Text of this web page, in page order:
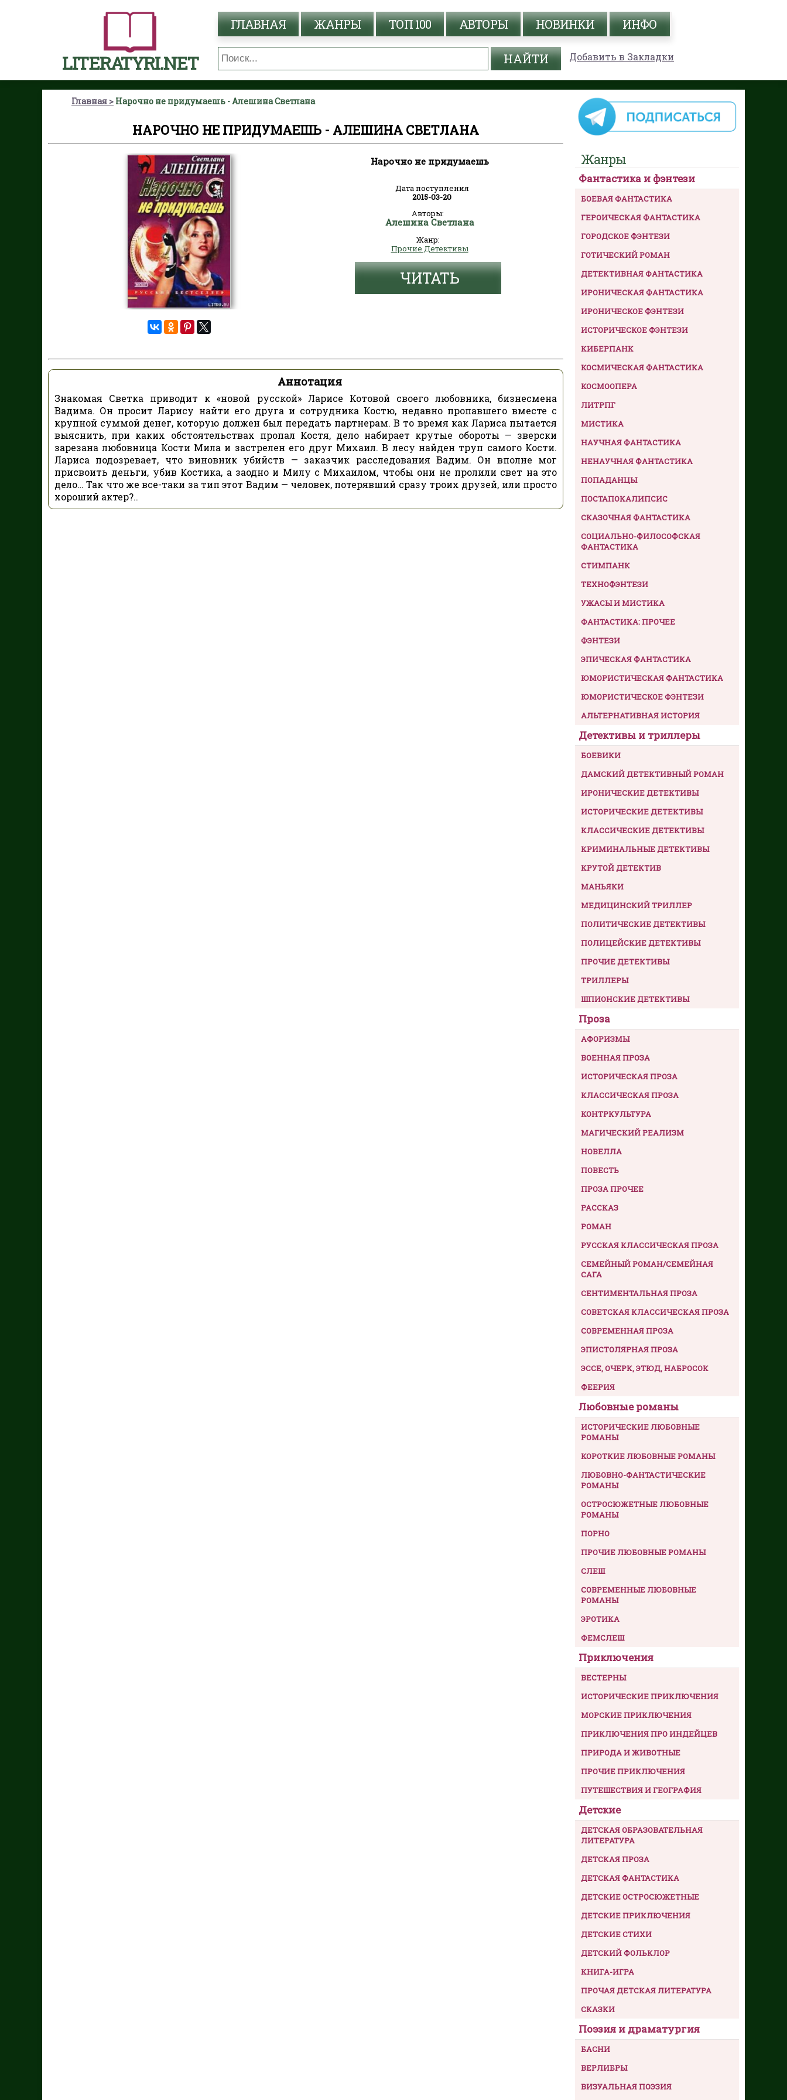
LITERATYRI.NET
ГЛАВНАЯ ЖАНРЫ ТОП 100 АВТОРЫ НОВИНКИ ИНФО
Добавить в Закладки
Главная Нарочно не придумаешь - Алешина Светлана
НАРОЧНО НЕ ПРИДУМАЕШЬ - АЛЕШИНА СВЕТЛАНА
Нарочно не придумаешь
Дата поступления
2015-03-20
Авторы:
Алешина Светлана
Жанр:
Прочие Детективы
ЧИТАТЬ
Аннотация
Знакомая Светка приводит к «новой русской» Ларисе Котовой своего любовника, бизнесмена
Вадима. Он просит Ларису найти его друга и сотрудника Костю, недавно пропавшего вместе с
крупной суммой денег, которую должен был передать партнерам. В то время как Лариса пытается
выяснить, при каких обстоятельствах пропал Костя, дело набирает крутые обороты — зверски
зарезана любовница Кости Мила и застрелен его друг Михаил. В лесу найден труп самого Кости.
Лариса подозревает, что виновник убийств — заказчик расследования Вадим. Он вполне мог
присвоить деньги, убив Костика, а заодно и Милу с Михаилом, чтобы они не пролили свет на это
дело… Так что же все-таки за тип этот Вадим — человек, потерявший сразу троих друзей, или просто
хороший актер?..
Жанры
Фантастика и фэнтези
БОЕВАЯ ФАНТАСТИКА
ГЕРОИЧЕСКАЯ ФАНТАСТИКА
ГОРОДСКОЕ ФЭНТЕЗИ
ГОТИЧЕСКИЙ РОМАН
ДЕТЕКТИВНАЯ ФАНТАСТИКА
ИРОНИЧЕСКАЯ ФАНТАСТИКА
ИРОНИЧЕСКОЕ ФЭНТЕЗИ
ИСТОРИЧЕСКОЕ ФЭНТЕЗИ
КИБЕРПАНК
КОСМИЧЕСКАЯ ФАНТАСТИКА
КОСМООПЕРА
ЛИТРПГ
МИСТИКА
НАУЧНАЯ ФАНТАСТИКА
НЕНАУЧНАЯ ФАНТАСТИКА
ПОПАДАНЦЫ
ПОСТАПОКАЛИПСИС
СКАЗОЧНАЯ ФАНТАСТИКА
СОЦИАЛЬНО-ФИЛОСОФСКАЯ
ФАНТАСТИКА
СТИМПАНК
ТЕХНОФЭНТЕЗИ
УЖАСЫ И МИСТИКА
ФАНТАСТИКА: ПРОЧЕЕ
ФЭНТЕЗИ
ЭПИЧЕСКАЯ ФАНТАСТИКА
ЮМОРИСТИЧЕСКАЯ ФАНТАСТИКА
ЮМОРИСТИЧЕСКОЕ ФЭНТЕЗИ
АЛЬТЕРНАТИВНАЯ ИСТОРИЯ
Детективы и триллеры
БОЕВИКИ
ДАМСКИЙ ДЕТЕКТИВНЫЙ РОМАН
ИРОНИЧЕСКИЕ ДЕТЕКТИВЫ
ИСТОРИЧЕСКИЕ ДЕТЕКТИВЫ
КЛАССИЧЕСКИЕ ДЕТЕКТИВЫ
КРИМИНАЛЬНЫЕ ДЕТЕКТИВЫ
КРУТОЙ ДЕТЕКТИВ
МАНЬЯКИ
МЕДИЦИНСКИЙ ТРИЛЛЕР
ПОЛИТИЧЕСКИЕ ДЕТЕКТИВЫ
ПОЛИЦЕЙСКИЕ ДЕТЕКТИВЫ
ПРОЧИЕ ДЕТЕКТИВЫ
ТРИЛЛЕРЫ
ШПИОНСКИЕ ДЕТЕКТИВЫ
Проза
АФОРИЗМЫ
ВОЕННАЯ ПРОЗА
ИСТОРИЧЕСКАЯ ПРОЗА
КЛАССИЧЕСКАЯ ПРОЗА
КОНТРКУЛЬТУРА
МАГИЧЕСКИЙ РЕАЛИЗМ
НОВЕЛЛА
ПОВЕСТЬ
ПРОЗА ПРОЧЕЕ
РАССКАЗ
РОМАН
РУССКАЯ КЛАССИЧЕСКАЯ ПРОЗА
СЕМЕЙНЫЙ РОМАН/СЕМЕЙНАЯ
САГА
СЕНТИМЕНТАЛЬНАЯ ПРОЗА
СОВЕТСКАЯ КЛАССИЧЕСКАЯ ПРОЗА
СОВРЕМЕННАЯ ПРОЗА
ЭПИСТОЛЯРНАЯ ПРОЗА
ЭССЕ, ОЧЕРК, ЭТЮД, НАБРОСОК
ФЕЕРИЯ
Любовные романы
ИСТОРИЧЕСКИЕ ЛЮБОВНЫЕ
РОМАНЫ
КОРОТКИЕ ЛЮБОВНЫЕ РОМАНЫ
ЛЮБОВНО-ФАНТАСТИЧЕСКИЕ
РОМАНЫ
ОСТРОСЮЖЕТНЫЕ ЛЮБОВНЫЕ
РОМАНЫ
ПОРНО
ПРОЧИЕ ЛЮБОВНЫЕ РОМАНЫ
СЛЕШ
СОВРЕМЕННЫЕ ЛЮБОВНЫЕ
РОМАНЫ
ЭРОТИКА
ФЕМСЛЕШ
Приключения
ВЕСТЕРНЫ
ИСТОРИЧЕСКИЕ ПРИКЛЮЧЕНИЯ
МОРСКИЕ ПРИКЛЮЧЕНИЯ
ПРИКЛЮЧЕНИЯ ПРО ИНДЕЙЦЕВ
ПРИРОДА И ЖИВОТНЫЕ
ПРОЧИЕ ПРИКЛЮЧЕНИЯ
ПУТЕШЕСТВИЯ И ГЕОГРАФИЯ
Детские
ДЕТСКАЯ ОБРАЗОВАТЕЛЬНАЯ
ЛИТЕРАТУРА
ДЕТСКАЯ ПРОЗА
ДЕТСКАЯ ФАНТАСТИКА
ДЕТСКИЕ ОСТРОСЮЖЕТНЫЕ
ДЕТСКИЕ ПРИКЛЮЧЕНИЯ
ДЕТСКИЕ СТИХИ
ДЕТСКИЙ ФОЛЬКЛОР
КНИГА-ИГРА
ПРОЧАЯ ДЕТСКАЯ ЛИТЕРАТУРА
СКАЗКИ
Поэзия и драматургия
БАСНИ
ВЕРЛИБРЫ
ВИЗУАЛЬНАЯ ПОЭЗИЯ